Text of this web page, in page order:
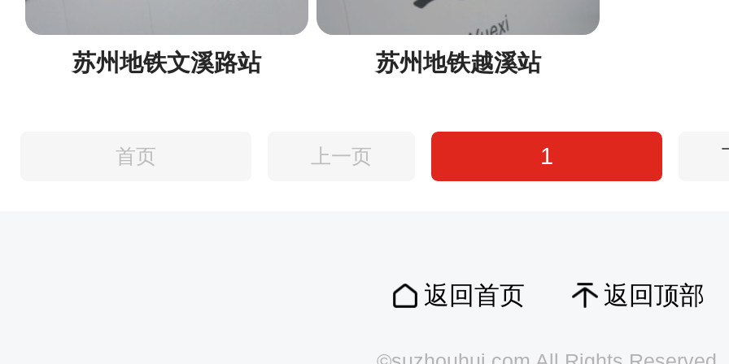
苏州地铁文溪路站 苏州地铁越溪站
首页 上一页 1
返回首页 返回顶部